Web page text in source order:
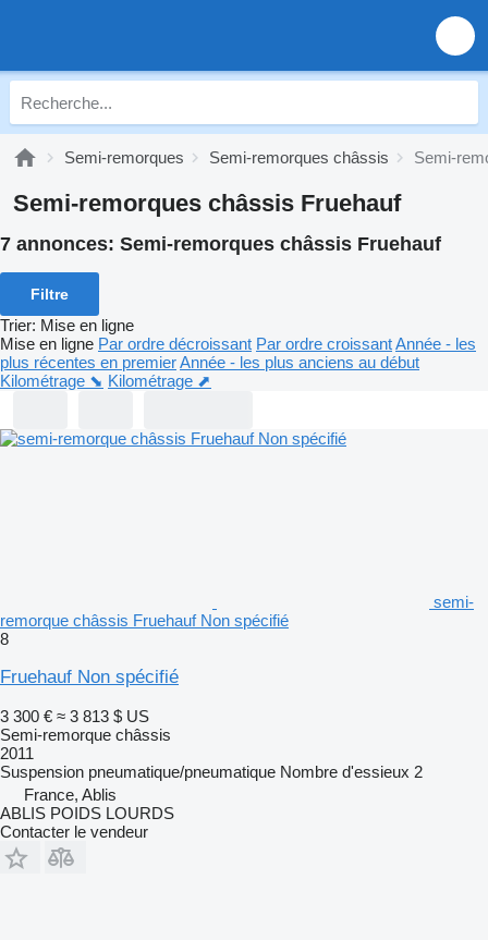
Semi-remorques Semi-remorques châssis Semi-
Semi-remorques châssis Fruehauf
7 annonces: Semi-remorques châssis Fruehauf
Filtre
Trier: Mise en ligne
Mise en ligne Par ordre décroissant Par ordre croissantAnnée - les
plus récentes en premierAnnée - les plus anciens au début
Kilométrage ⬊ Kilométrage ⬈
semi-
remorque châssis Fruehauf Non spécifié
8
Fruehauf Non spécifié
3 300 € ≈ 3 813 $ US
Semi-remorque châssis
2011
Suspension pneumatique/pneumatique Nombre d'essieux 2
France, Ablis
ABLIS POIDS LOURDS
Contacter le vendeur